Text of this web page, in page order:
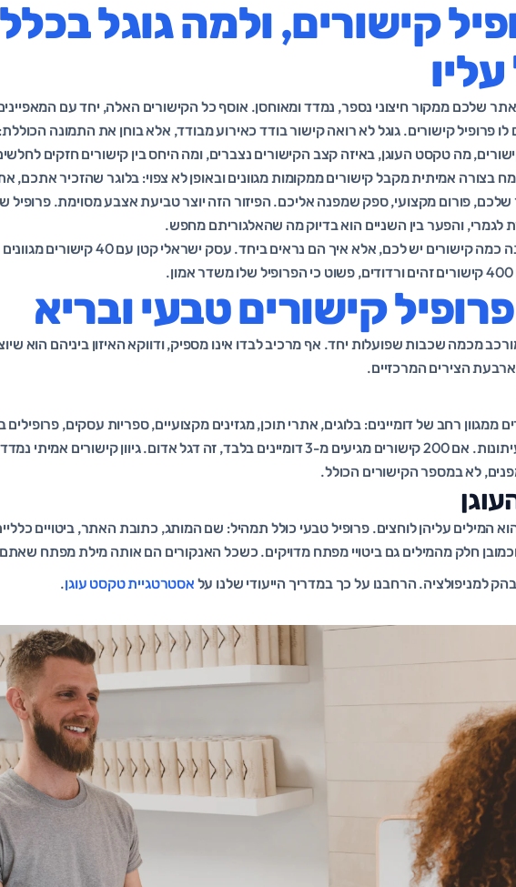
קישורים, ולמה גוגל בכלל
שלכם ממקור חיצוני נספר, נמדד ומאוחסן. אוסף כל הקישורים האלה, יחד עם
פרופיל קישורים. גוגל לא רואה קישור בודד כאירוע מבודד, אלא בוחן את התמונה
מה טקסט העוגן, באיזה קצב הקישורים נצברים, ומה היחס בין קישורים חזקים
בצורה אמיתית מקבל קישורים ממקומות מגוונים ובאופן לא צפוי: בלוגר שהזכיר אתכם,
פורום מקצועי, ספק שמפנה אליכם. הפיזור הזה יוצר טביעת אצבע מסוימת. פרופיל
לגמרי, והפער בין השניים הוא בדיוק מה שהאלגוריתם מחפש.
לכן השאלה הנכונה אינה כמה קישורים יש לכם, אלא איך הם נראים ביחד. עסק
קישורים טבעי ובריא
מכמה שכבות שפועלות יחד. אף מרכיב לבדו אינו מספיק, ודווקא האיזון ביניהם הוא
הצירים המרכזיים.
ממגוון רחב של דומיינים: בלוגים, אתרי תוכן, מגזינים מקצועיים, ספריות עסקים,
ולעיתים גם אזכורים בעיתונות. אם 200 קישורים מגיעים מ-3 דומיינים בלבד, זה דגל אדום. גיוון קישורים
לא במספר הקישורים הכולל.
המילים עליהן לוחצים. פרופיל טבעי כולל תמהיל: שם המותג, כתובת האתר, ביטויים
חלק מהמילים גם ביטויי מפתח מדויקים. כשכל האנקורים הם אותה מילת מפתח שאתם
למניפולציה. הרחבנו על כך במדריך הייעודי שלנו על אסטרטגיית טקסט עוגן.